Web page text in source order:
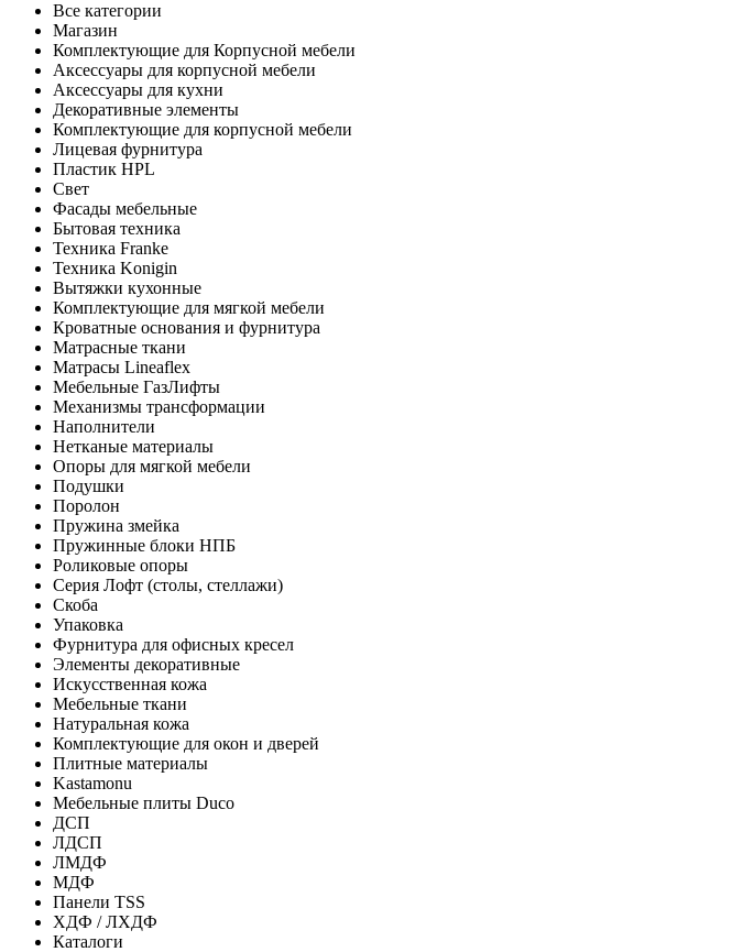
Все категории
Магазин
Комплектующие для Корпусной мебели
Аксессуары для корпусной мебели
Аксессуары для кухни
Декоративные элементы
Комплектующие для корпусной мебели
Лицевая фурнитура
Пластик HPL
Свет
Фасады мебельные
Бытовая техника
Техника Franke
Техника Konigin
Вытяжки кухонные
Комплектующие для мягкой мебели
Кроватные основания и фурнитура
Матрасные ткани
Матрасы Lineaflex
Мебельные ГазЛифты
Механизмы трансформации
Наполнители
Нетканые материалы
Опоры для мягкой мебели
Подушки
Поролон
Пружина змейка
Пружинные блоки НПБ
Роликовые опоры
Серия Лофт (столы, стеллажи)
Скоба
Упаковка
Фурнитура для офисных кресел
Элементы декоративные
Искусственная кожа
Мебельные ткани
Натуральная кожа
Комплектующие для окон и дверей
Плитные материалы
Kastamonu
Мебельные плиты Duco
ДСП
ЛДСП
ЛМДФ
МДФ
Панели TSS
ХДФ / ЛХДФ
Каталоги